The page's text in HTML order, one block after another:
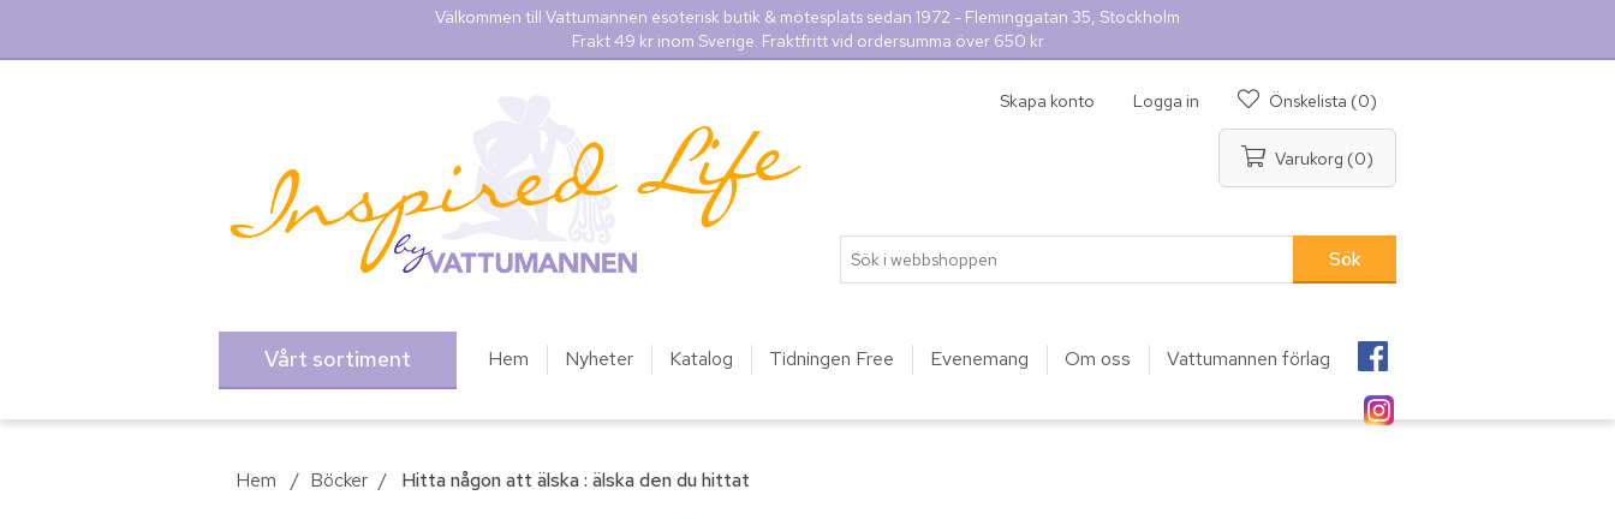
Välkommen till Vattumannen esoterisk butik & mötesplats sedan 1972 - Fleminggatan 35, Stockholm
Frakt 49 kr inom Sverige. Fraktfritt vid ordersumma över 650 kr
Skapa konto Logga in Önskelista (0)
Varukorg (0)
Vårt sortiment Hem Nyheter Katalog Tidningen Free Evenemang Om oss Vattumannen förlag
Hem / Böcker / Hitta någon att älska : älska den du hittat